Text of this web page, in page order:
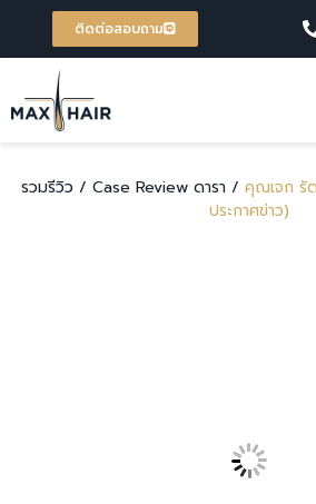
ติดต่อสอบถาม
รวมรีวิว / Case Review ดารา / คุณเจก รั
ประกาศข่าว)